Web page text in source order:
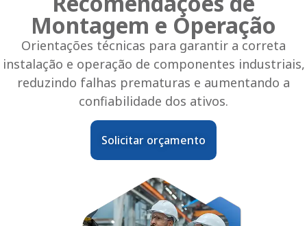
Montagem e Operação
Orientações técnicas para garantir a correta
instalação e operação de componentes industriais,
reduzindo falhas prematuras e aumentando a
confiabilidade dos ativos.
Solicitar orçamento